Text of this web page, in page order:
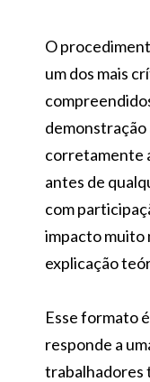
O
um dos mais
demonstração
corretamente
antes de
com
impacto muito
explicação
Esse formato
responde a
trabalhadores